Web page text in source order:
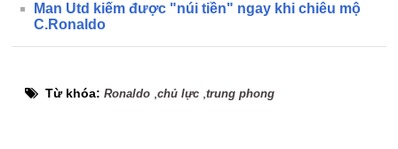
Man Utd kiếm được "núi tiền" ngay khi chiêu mộ
C.Ronaldo
Từ khóa:Ronaldo ,chủ lực ,trung phong